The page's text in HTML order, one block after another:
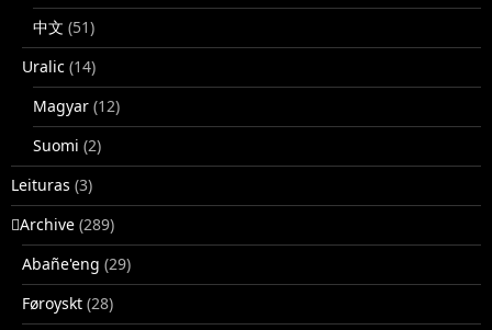
中文 (51)
Uralic (14)
Magyar (12)
Suomi (2)
Leituras (3)
􏿽Archive (289)
Abañe'eng (29)
Føroyskt (28)